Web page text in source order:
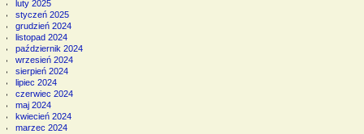
luty 2025
styczeń 2025
grudzień 2024
listopad 2024
październik 2024
wrzesień 2024
sierpień 2024
lipiec 2024
czerwiec 2024
maj 2024
kwiecień 2024
marzec 2024